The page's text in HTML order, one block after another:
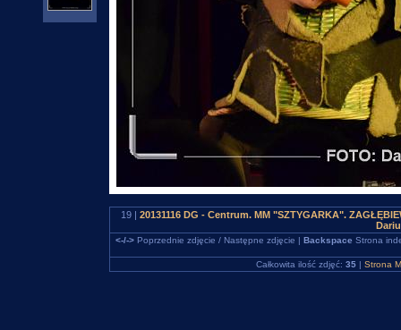
19 | 20131116 DG - Centrum. MM "SZTYGARKA".
<-/->Poprzednie zdjęcie / Następne zdjęcie | Backspace Strona
Całkowita ilość zdjęć: 35 | Strona